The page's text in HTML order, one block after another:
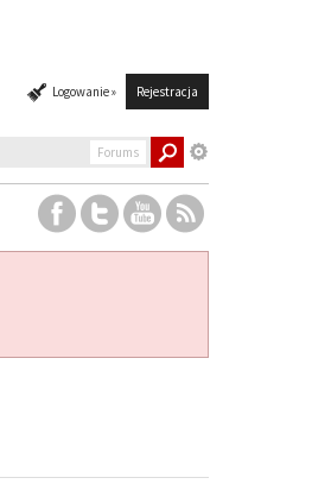
Logowanie » Rejestracja
Forums